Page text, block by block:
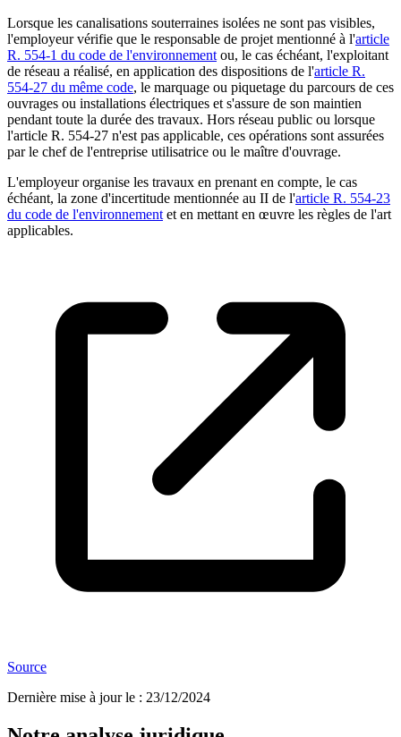
Lorsque les canalisations souterraines isolées ne sont pas visibles,
l'employeur vérifie que le responsable de projet mentionné à l'article
R. 554-1 du code de l'environnement ou, le cas échéant, l'exploitant
de réseau a réalisé, en application des dispositions de l'article R.
554-27 du même code, le marquage ou piquetage du parcours de ces
ouvrages ou installations électriques et s'assure de son maintien
pendant toute la durée des travaux. Hors réseau public ou lorsque
l'article R. 554-27 n'est pas applicable, ces opérations sont assurées
par le chef de l'entreprise utilisatrice ou le maître d'ouvrage.
L'employeur organise les travaux en prenant en compte, le cas
échéant, la zone d'incertitude mentionnée au II de l'article R. 554-23
du code de l'environnement et en mettant en œuvre les règles de l'art
applicables.
Source
Dernière mise à jour le : 23/12/2024